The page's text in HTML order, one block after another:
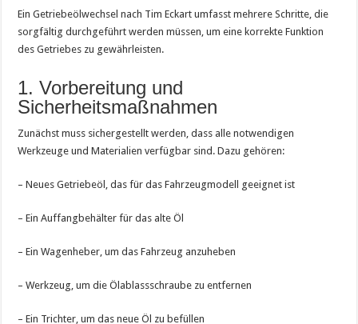
Ein Getriebeölwechsel nach Tim Eckart umfasst mehrere Schritte, die
sorgfältig durchgeführt werden müssen, um eine korrekte Funktion
des Getriebes zu gewährleisten.
1. Vorbereitung und
Sicherheitsmaßnahmen
Zunächst muss sichergestellt werden, dass alle notwendigen
Werkzeuge und Materialien verfügbar sind. Dazu gehören:
– Neues Getriebeöl, das für das Fahrzeugmodell geeignet ist
– Ein Auffangbehälter für das alte Öl
– Ein Wagenheber, um das Fahrzeug anzuheben
– Werkzeug, um die Ölablassschraube zu entfernen
– Ein Trichter, um das neue Öl zu befüllen